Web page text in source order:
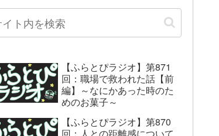
【ふらとぴラジオ】第871
回：職場で救われた話【前
編】～なにかあった時のた
めのお菓子～
【ふらとぴラジオ】第870